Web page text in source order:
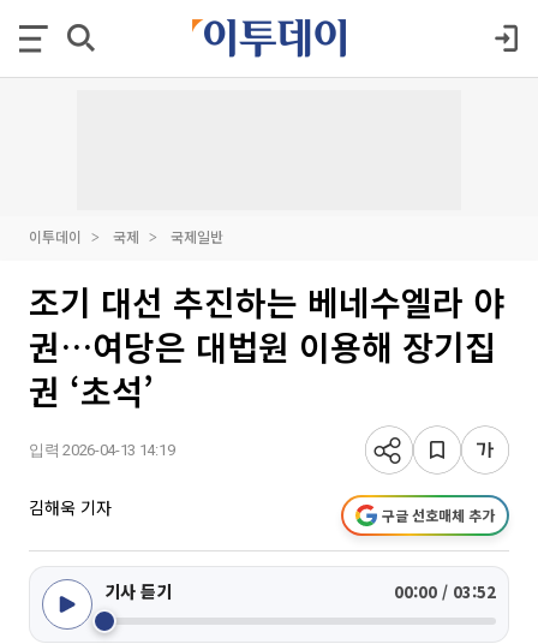
이투데이 국제 국제일반
조기 대선 추진하는 베네수엘라 야
권…여당은 대법원 이용해 장기집
권 ‘초석’
입력 2026-04-13 14:19
김해욱 기자 구글 선호매체 추가
기사 듣기 00:00 / 03:52